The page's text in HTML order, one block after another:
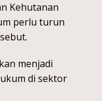
Kehutanan
perlu turun
menjadi
di sektor